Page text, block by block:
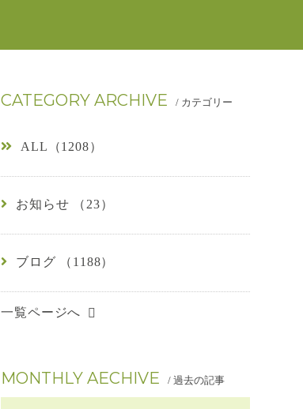
CATEGORY ARCHIVE / カテゴリー
ALL（1208）
お知らせ （23）
ブログ （1188）
一覧ページへ
MONTHLY AECHIVE / 過去の記事